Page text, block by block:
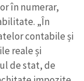
în numerar,
„În
contabile și
reale și
de stat, de